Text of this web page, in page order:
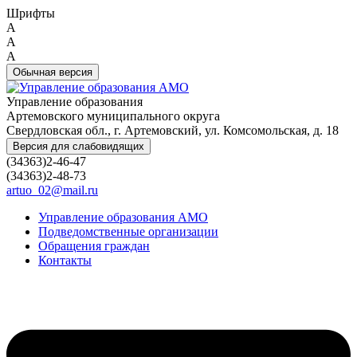
Шрифты
A
A
A
Обычная версия
Управление образования
Артемовского муниципального округа
Свердловская обл., г. Артемовский, ул. Комсомольская, д. 18
Версия для слабовидящих
(34363)2-46-47
(34363)2-48-73
artuo_02@mail.ru
Управление образования АМО
Подведомственные организации
Обращения граждан
Контакты